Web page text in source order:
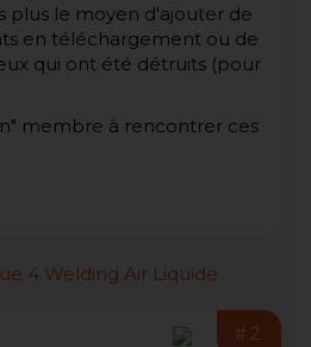
plus le moyen d'ajouter de
en téléchargement ou de
qui ont été détruits (pour
membre à rencontrer ces
#2